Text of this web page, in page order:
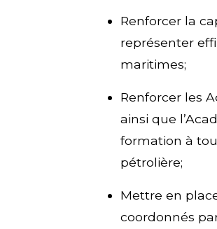
Renforcer la
représenter
maritimes;
Renforcer les
ainsi que
formation à
pétrolière;
Mettre en
coordonnés